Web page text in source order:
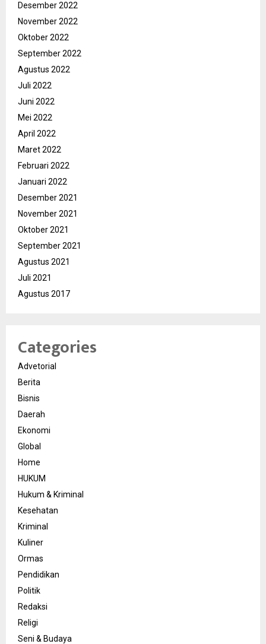
Desember 2022
November 2022
Oktober 2022
September 2022
Agustus 2022
Juli 2022
Juni 2022
Mei 2022
April 2022
Maret 2022
Februari 2022
Januari 2022
Desember 2021
November 2021
Oktober 2021
September 2021
Agustus 2021
Juli 2021
Agustus 2017
Categories
Advetorial
Berita
Bisnis
Daerah
Ekonomi
Global
Home
HUKUM
Hukum & Kriminal
Kesehatan
Kriminal
Kuliner
Ormas
Pendidikan
Politik
Redaksi
Religi
Seni & Budaya